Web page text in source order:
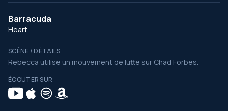
Barracuda
Heart
SCÈNE / DÉTAILS
Rebecca utilise un mouvement de lutte sur Chad Forbes.
ÉCOUTER SUR